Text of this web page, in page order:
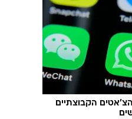
הקבוצתיים